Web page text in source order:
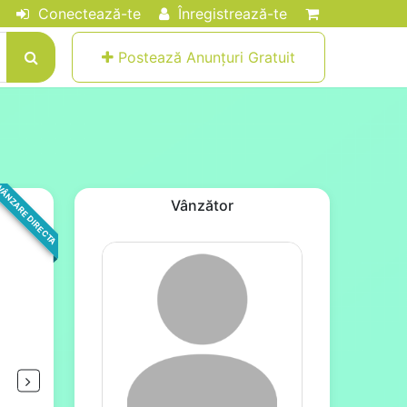
Conectează-te Înregistrează-te
Postează Anunțuri Gratuit
DIRECTA Vânzător